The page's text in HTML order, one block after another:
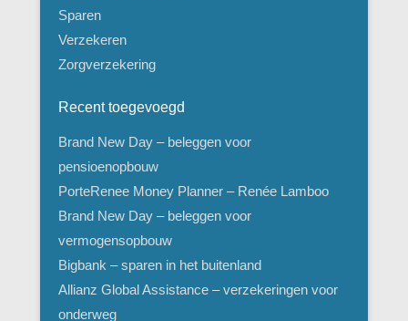
Sparen
Verzekeren
Zorgverzekering
Recent toegevoegd
Brand New Day – beleggen voor
pensioenopbouw
PorteRenee Money Planner – Renée Lamboo
Brand New Day – beleggen voor
vermogensopbouw
Bigbank – sparen in het buitenland
Allianz Global Assistance – verzekeringen voor
onderweg